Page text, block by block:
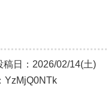
稿日：2026/02/14(土)
YzMjQ0NTk